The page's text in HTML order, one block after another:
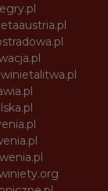
winietalitwa.pl